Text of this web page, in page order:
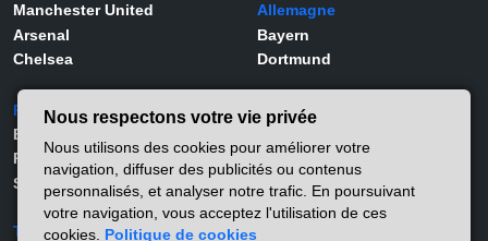
Manchester United
Arsenal
Chelsea
Allemagne
Bayern
Dortmund
Portugal
Benfica
Porto
Sporting
Turquie
Joueurs
Lamine Yamal
Rodrygo
Vinicius Jr
Nous respectons votre vie privée
Nous utilisons des cookies pour améliorer votre
navigation, diffuser des publicités ou contenus
personnalisés, et analyser notre trafic. En poursuivant
votre navigation, vous acceptez l'utilisation de ces
cookies. Politique de cookies